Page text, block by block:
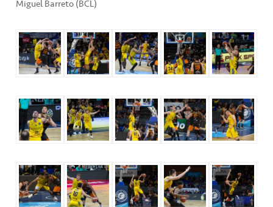
Miguel Barreto (BCL)